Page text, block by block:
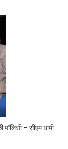
– सीएम धामी